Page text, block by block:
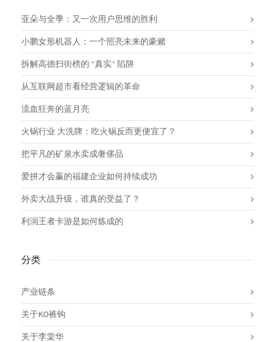
亚朵与全季：又一次用户思维的胜利
小鹏女形机器人：一个照亮未来的豪赌
拆解高德扫街榜的 “真实” 陷阱
从互联网超市看经营逻辑的革命
流血狂奔的蓝月亮
火锅行业 大洗牌：吃火锅反而更便宜了？
把平凡的矿泉水卖成奢侈品
爱拼才会赢的福建企业如何持续成功
外卖大战升级，谁真的受益了？
利润王者卡游是如何炼成的
分类
产业链条
关于KO裤钩
关于李棠华